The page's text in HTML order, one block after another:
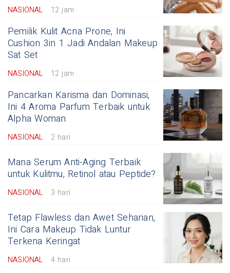
NASIONAL 12 jam
Pemilik Kulit Acna Prone, Ini
Cushion 3in 1 Jadi Andalan Makeup
Sat Set
NASIONAL 12 jam
Pancarkan Karisma dan Dominasi,
Ini 4 Aroma Parfum Terbaik untuk
Alpha Woman
NASIONAL 2 hari
Mana Serum Anti-Aging Terbaik
untuk Kulitmu, Retinol atau Peptide?
NASIONAL 3 hari
Tetap Flawless dan Awet Seharian,
Ini Cara Makeup Tidak Luntur
Terkena Keringat
NASIONAL 4 hari